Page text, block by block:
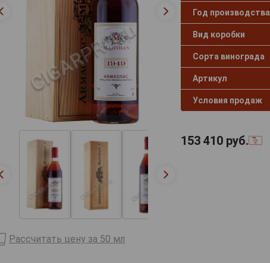
Год производства
Вид коробки
Сорта винограда
Артикул
Условия продаж
153 410руб.
Рассчитать цену за 50 мл